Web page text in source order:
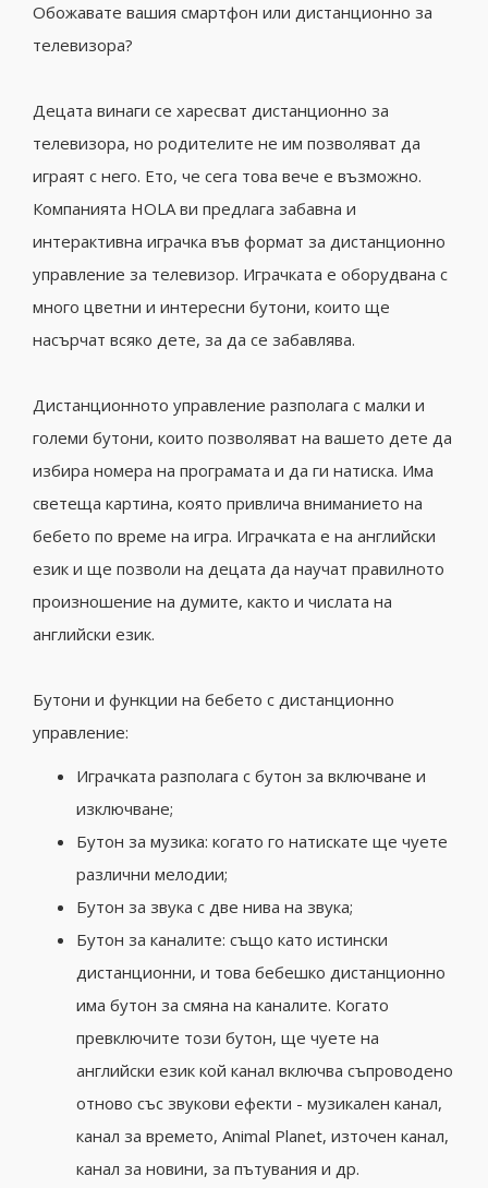
Обожавате вашия смартфон или дистанционно за
телевизора?
Децата винаги се харесват дистанционно за
телевизора, но родителите не им позволяват да
играят с него. Ето, че сега това вече е възможно.
Компанията HOLA ви предлага забавна и
интерактивна играчка във формат за дистанционно
управление за телевизор. Играчката е оборудвана с
много цветни и интересни бутони, които ще
насърчат всяко дете, за да се забавлява.
Дистанционното управление разполага с малки и
големи бутони, които позволяват на вашето дете да
избира номера на програмата и да ги натиска. Има
светеща картина, която привлича вниманието на
бебето по време на игра. Играчката е на английски
език и ще позволи на децата да научат правилното
произношение на думите, както и числата на
английски език.
Бутони и функции на бебето с дистанционно
управление:
Играчката разполага с бутон за включване и
изключване;
Бутон за музика: когато го натискате ще чуете
различни мелодии;
Бутон за звука с две нива на звука;
Бутон за каналите: също като истински
дистанционни, и това бебешко дистанционно
има бутон за смяна на каналите. Когато
превключите този бутон, ще чуете на
английски език кой канал включва съпроводено
отново със звукови ефекти - музикален канал,
канал за времето, Animal Planet, източен канал,
канал за новини, за пътувания и др.